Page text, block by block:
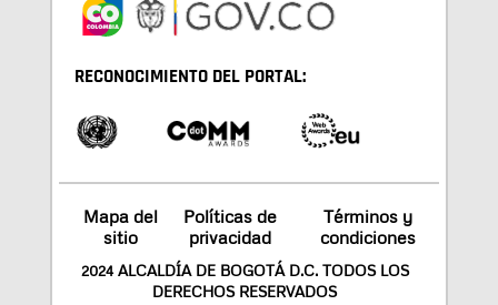
RECONOCIMIENTO DEL PORTAL:
Mapa del
sitio
Políticas de
privacidad
Términos y
condiciones
2024 ALCALDÍA DE BOGOTÁ D.C. TODOS LOS
DERECHOS RESERVADOS